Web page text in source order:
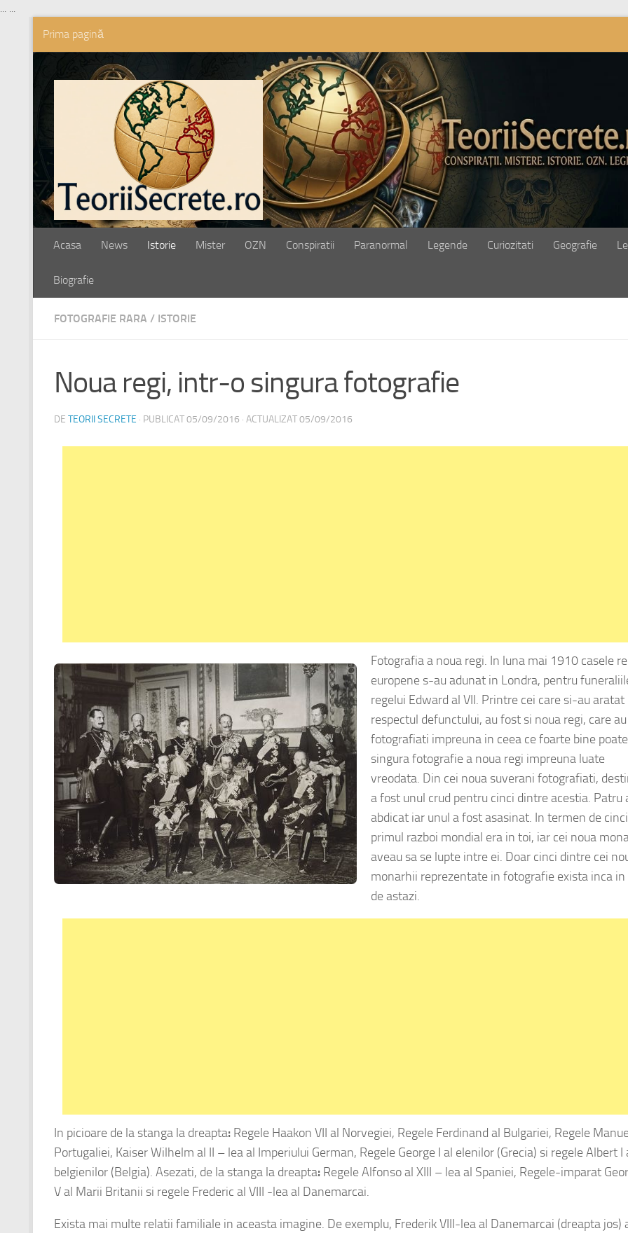
... ...
Skip to content
Prima pagină
Acasa News Istorie Mister OZN Conspiratii Paranormal Legende Curiozitati Geografie
Biografie
FOTOGRAFIE RARA / ISTORIE
Noua regi, intr-o singura fotografie
DE TEORII SECRETE · PUBLICAT05/09/2016 · ACTUALIZAT05/09/2016
Fotografia a noua regi. In luna mai 1910 casele
europene s-au adunat in Londra, pentru
regelui Edward al VII. Printre cei care si-au aratat
respectul defunctului, au fost si noua regi, care
fotografiati impreuna in ceea ce foarte bine
singura fotografie a noua regi impreuna luate
vreodata. Din cei noua suverani fotografiati,
a fost unul crud pentru cinci dintre acestia. Patru
abdicat iar unul a fost asasinat. In termen de
primul razboi mondial era in toi, iar cei noua
aveau sa se lupte intre ei. Doar cinci dintre cei
monarhii reprezentate in fotografie exista inca in
de astazi.
In picioare de la stanga la dreapta: Regele Haakon VII al Norvegiei, Regele Ferdinand al Bulgariei, Regele
Portugaliei, Kaiser Wilhelm al II – lea al Imperiului German, Regele George I al elenilor (Grecia) si regele Albert I
belgienilor (Belgia). Asezati, de la stanga la dreapta: Regele Alfonso al XIII – lea al Spaniei, Regele-imparat
V al Marii Britanii si regele Frederic al VIII -lea al Danemarcai.
Exista mai multe relatii familiale in aceasta imagine. De exemplu, Frederik VIII-lea al Danemarcai (dreapta jos)